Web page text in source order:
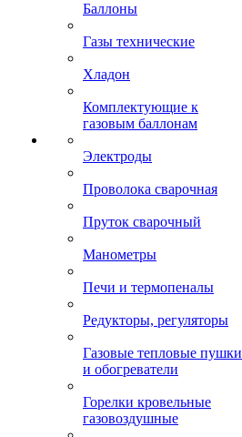
Баллоны
Газы технические
Хладон
Комплектующие к
газовым баллонам
Электроды
Проволока сварочная
Пруток сварочный
Манометры
Печи и термопеналы
Редукторы, регуляторы
Газовые тепловые пушки
и обогреватели
Горелки кровельные
газовоздушные